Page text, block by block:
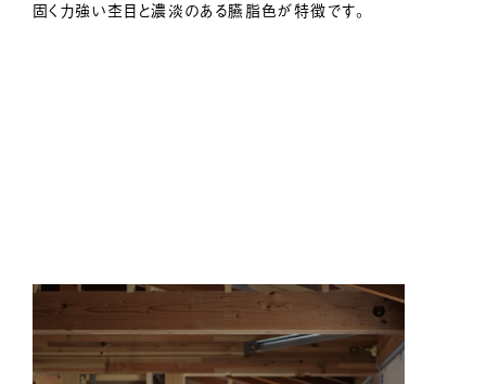
固く力強い杢目と濃淡のある臙脂色が特徴です。